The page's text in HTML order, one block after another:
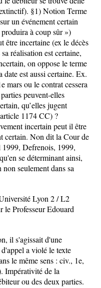
§1) Notion Terme
un événement certain
à coup sûr »)
être incertaine (ex le décès
réalisation est certaine,
on oppose le terme
date est aussi certaine. Ex.
mars ou le contrat cessera
peuvent-elles
qu’elles jugent
1174 CC) ?
incertain peut il être
certain. Non dit la Cour de
Defrenois, 1999,
se déterminant ainsi,
seulement dans sa
Lyon 2 / L2
le Professeur Edouard
il s'agissait d'une
a violé le texte
le même sens : civ., 1e,
Impérativité de la
ou des deux parties.